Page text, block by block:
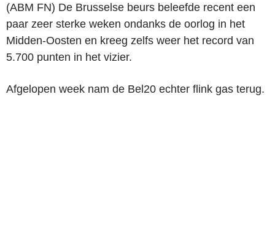
(ABM FN) De Brusselse beurs beleefde recent een
paar zeer sterke weken ondanks de oorlog in het
Midden-Oosten en kreeg zelfs weer het record van
5.700 punten in het vizier.
Afgelopen week nam de Bel20 echter flink gas terug.